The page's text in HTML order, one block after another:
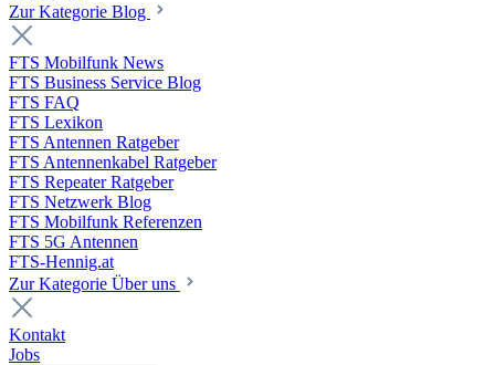
Zur Kategorie Blog
FTS Mobilfunk News
FTS Business Service Blog
FTS FAQ
FTS Lexikon
FTS Antennen Ratgeber
FTS Antennenkabel Ratgeber
FTS Repeater Ratgeber
FTS Netzwerk Blog
FTS Mobilfunk Referenzen
FTS 5G Antennen
FTS-Hennig.at
Zur Kategorie Über uns
Kontakt
Jobs